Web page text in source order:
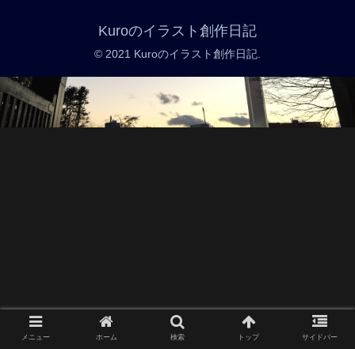
Kuroのイラスト創作日記
© 2021 Kuroのイラスト創作日記.
メニュー ホーム 検索 トップ サイドバー